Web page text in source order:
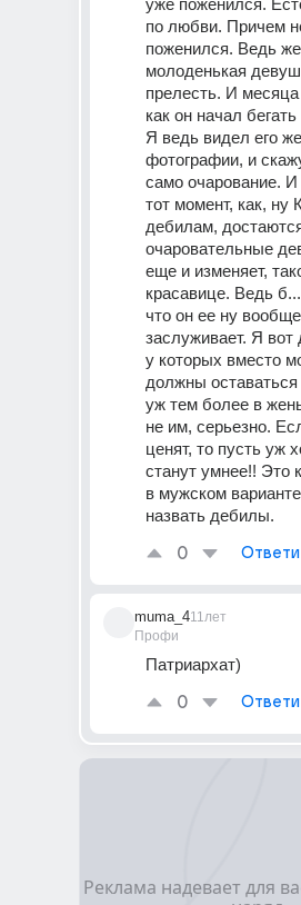
уже поженился.
по любви. Причем
поженился. Ведь
молоденькая
прелесть. И
как он начал
Я ведь видел его
фотографии, и
само очарование.
тот момент, как, ну
дебилам,
очаровательные
еще и изменяет,
красавице. Ведь
что он ее ну
заслуживает. Я
у которых вместо
должны
уж тем более в
не им, серьезно.
ценят, то пусть уж
станут умнее!! Это
в мужском
назвать дебилы.
0
muma_4
Профи
11лет
Патриархат)
0